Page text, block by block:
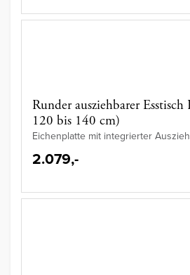
Runder ausziehbarer
120 bis 140 cm)
Eichenplatte mit integrierter
2.079,-